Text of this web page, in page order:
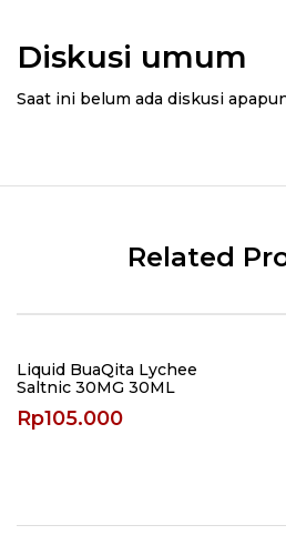
Diskusi umum
Saat ini belum ada diskusi
Related
Liquid BuaQita Lychee
Saltnic 30MG 30ML
Rp105.000